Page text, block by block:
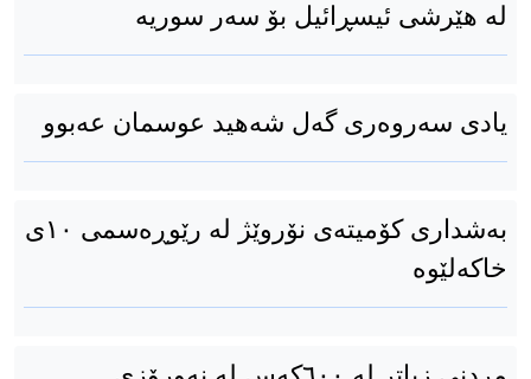
له هێرشی ئیسڕائیل بۆ سەر سوریە
یادی سەروەری گەل شەهید عوسمان عەبوو
بەشداری کۆمیتەی نۆروێژ لە رێوڕەسمی ۱۰ی
خاکەلێوە